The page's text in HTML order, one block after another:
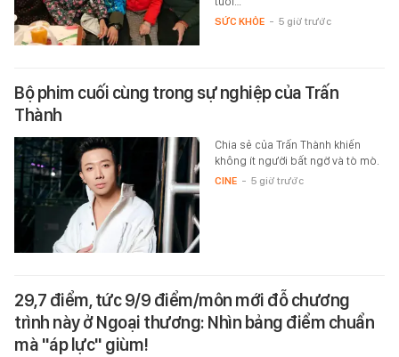
SỨC KHỎE - 5 giờ trước
Bộ phim cuối cùng trong sự nghiệp của Trấn
Thành
Chia sẻ của Trấn Thành khiến
không ít người bất ngờ và tò mò.
CINE - 5 giờ trước
29,7 điểm, tức 9/9 điểm/môn mới đỗ chương
trình này ở Ngoại thương: Nhìn bảng điểm chuẩn
mà "áp lực" giùm!